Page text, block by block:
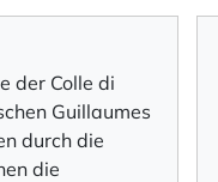
der Colle di
Guillaumes
durch die
die